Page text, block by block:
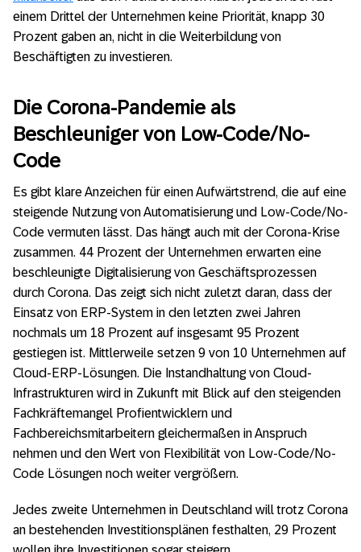
einem Drittel der Unternehmen keine Priorität, knapp 30
Prozent gaben an, nicht in die Weiterbildung von
Beschäftigten zu investieren.
Die Corona-Pandemie als
Beschleuniger von Low-Code/No-
Code
Es gibt klare Anzeichen für einen Aufwärtstrend, die auf eine
steigende Nutzung von Automatisierung und Low-Code/No-
Code vermuten lässt. Das hängt auch mit der Corona-Krise
zusammen. 44 Prozent der Unternehmen erwarten eine
beschleunigte Digitalisierung von Geschäftsprozessen
durch Corona. Das zeigt sich nicht zuletzt daran, dass der
Einsatz von ERP-System in den letzten zwei Jahren
nochmals um 18 Prozent auf insgesamt 95 Prozent
gestiegen ist. Mittlerweile setzen 9 von 10 Unternehmen auf
Cloud-ERP-Lösungen. Die Instandhaltung von Cloud-
Infrastrukturen wird in Zukunft mit Blick auf den steigenden
Fachkräftemangel Profientwicklern und
Fachbereichsmitarbeitern gleichermaßen in Anspruch
nehmen und den Wert von Flexibilität von Low-Code/No-
Code Lösungen noch weiter vergrößern.
Jedes zweite Unternehmen in Deutschland will trotz Corona
an bestehenden Investitionsplänen festhalten, 29 Prozent